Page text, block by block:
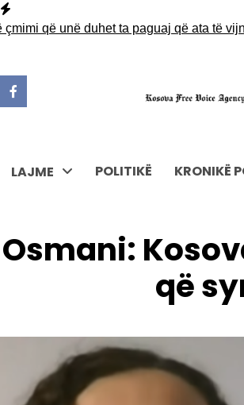
Skip
toqë unë duhet ta paguaj që ata të vijnë
LAJME POLITIKË KRONIKË
Osmani:
që